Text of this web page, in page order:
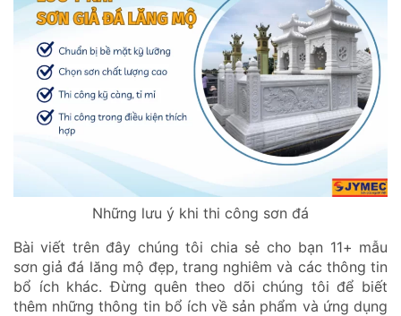
Những lưu ý khi thi công sơn đá
Bài viết trên đây chúng tôi chia sẻ cho bạn 11+ mẫu
sơn giả đá lăng mộ đẹp, trang nghiêm và các thông tin
bổ ích khác. Đừng quên theo dõi chúng tôi để biết
thêm những thông tin bổ ích về sản phẩm và ứng dụng